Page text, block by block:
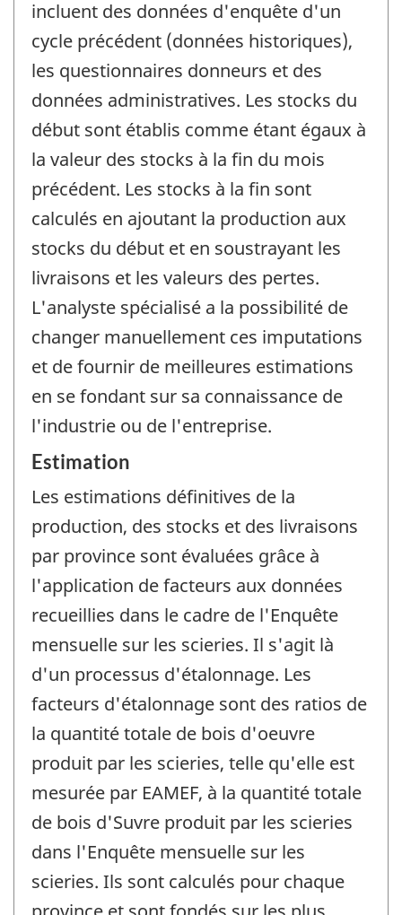
incluent des données d'enquête d'un
cycle précédent (données historiques),
les questionnaires donneurs et des
données administratives. Les stocks du
début sont établis comme étant égaux à
la valeur des stocks à la fin du mois
précédent. Les stocks à la fin sont
calculés en ajoutant la production aux
stocks du début et en soustrayant les
livraisons et les valeurs des pertes.
L'analyste spécialisé a la possibilité de
changer manuellement ces imputations
et de fournir de meilleures estimations
en se fondant sur sa connaissance de
l'industrie ou de l'entreprise.
Estimation
Les estimations définitives de la
production, des stocks et des livraisons
par province sont évaluées grâce à
l'application de facteurs aux données
recueillies dans le cadre de l'Enquête
mensuelle sur les scieries. Il s'agit là
d'un processus d'étalonnage. Les
facteurs d'étalonnage sont des ratios de
la quantité totale de bois d'oeuvre
produit par les scieries, telle qu'elle est
mesurée par EAMEF, à la quantité totale
de bois d'Suvre produit par les scieries
dans l'Enquête mensuelle sur les
scieries. Ils sont calculés pour chaque